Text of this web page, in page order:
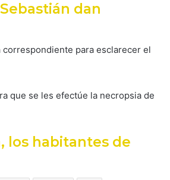
dan
correspondiente para esclarecer el
que se les efectúe la necropsia de
los habitantes de